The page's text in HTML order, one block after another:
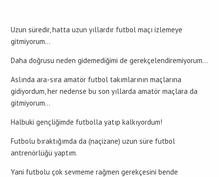
Uzun süredir, hatta uzun yıllardır futbol maçı izlemeye
gitmiyorum…
Daha doğrusu neden gidemediğimi de gerekçelendiremiyorum…
Aslında ara-sıra amatör futbol takımlarının maçlarına
gidiyordum, her nedense bu son yıllarda amatör maçlara da
gitmiyorum…
Halbuki gençliğimde futbolla yatıp kalkıyordum!
Futbolu bıraktığımda da (naçizane) uzun süre futbol
antrenörlüğü yaptım.
Yani futbolu çok sevmeme rağmen gerekçesini bende